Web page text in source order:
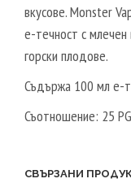
вкусове. Monster
е-течност с млечен
горски плодове.
Съдържа 100 мл е-
Съотношение: 25
СВЪРЗАНИ